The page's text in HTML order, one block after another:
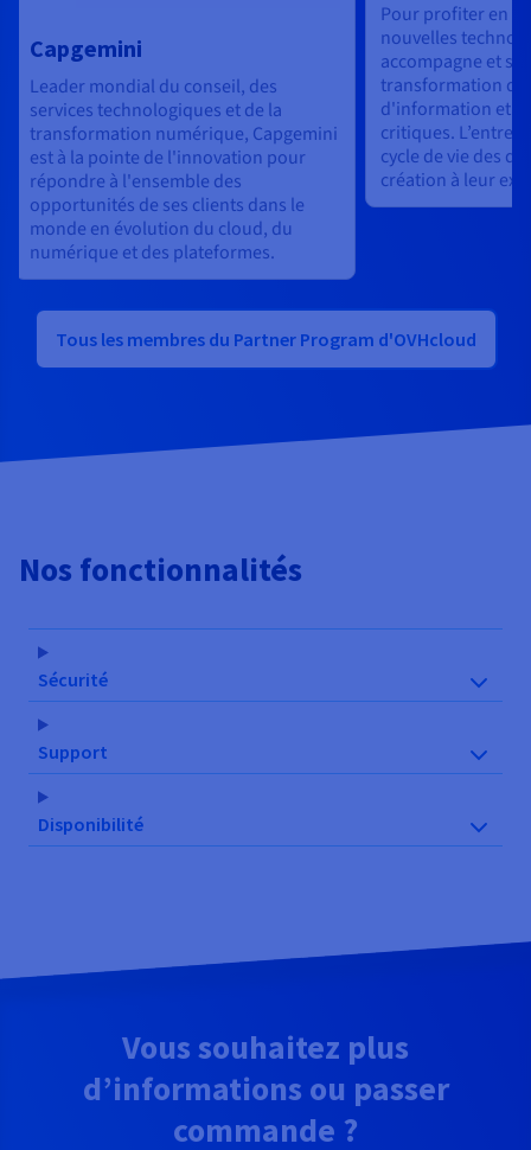
Capgemini
Leader mondial du conseil, des
services technologiques et de la
transformation numérique, Capgemini
est à la pointe de l'innovation pour
répondre à l'ensemble des
opportunités de ses clients dans le
monde en évolution du cloud, du
numérique et des plateformes.
Pour profiter en
nouvelles
accompagne et
transformation
d'information et
critiques.
cycle de vie des
création à leur
Tous les membres du Partner Program d'OVHcloud
Nos fonctionnalités
Sécurité
Support
Disponibilité
Vous souhaitez plus
d’informations ou passer
commande ?